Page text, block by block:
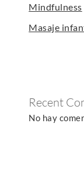
Mindfulness
Masaje
Recent
No hay